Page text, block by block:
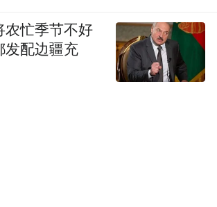
农忙季节不好
发配边疆充